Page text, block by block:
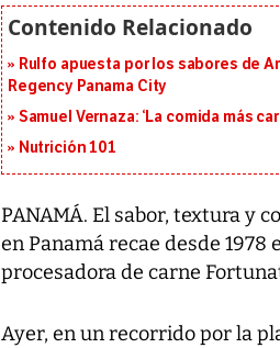
Rulfo apuesta por los sabores de
Regency Panama City
Samuel Vernaza: ‘La comida más
Nutrición 101
PANAMÁ. El sabor, textura y
en Panamá recae desde
procesadora de carne
Ayer, en un recorrido por la